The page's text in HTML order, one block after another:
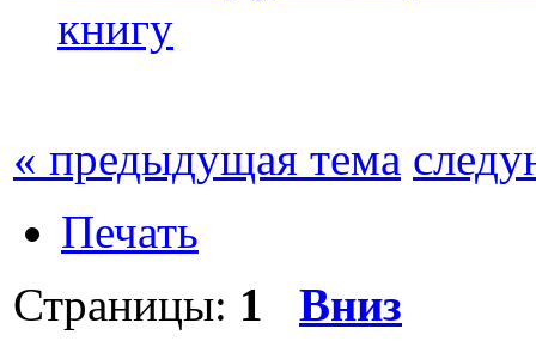
книгу
« предыдущая тема
Печать
Страницы: 1 Вниз